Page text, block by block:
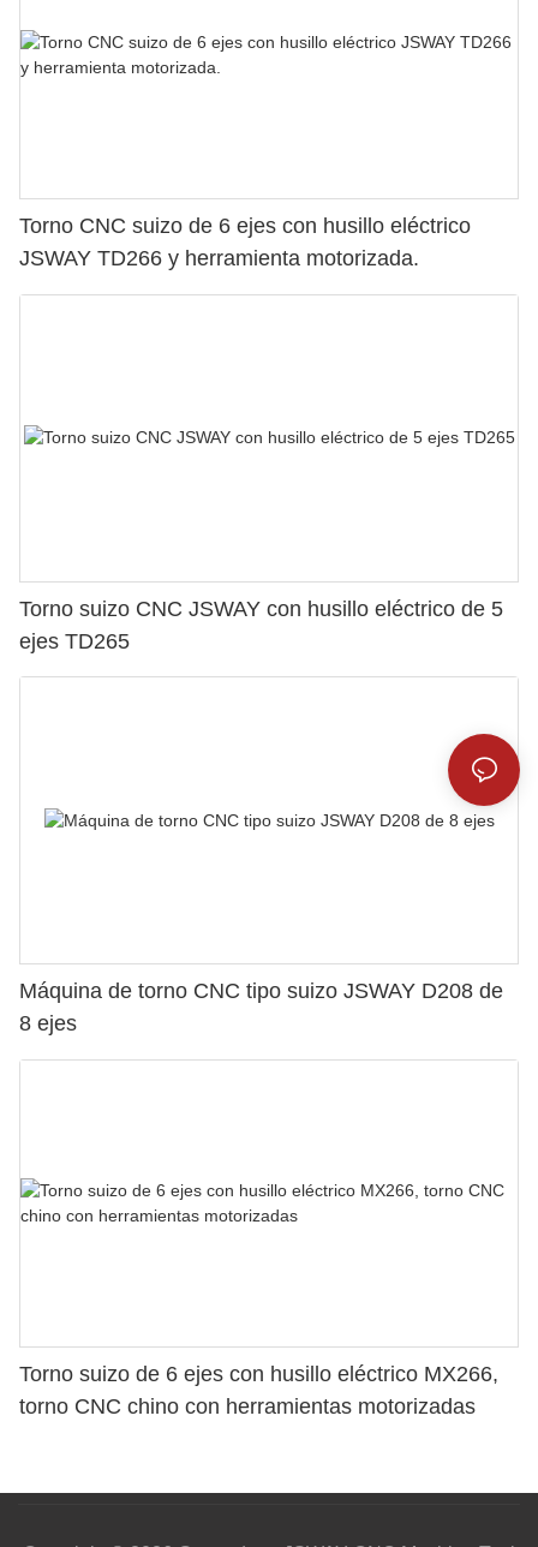
Torno CNC suizo de 6 ejes con husillo eléctrico
JSWAY TD266 y herramienta motorizada.
Torno suizo CNC JSWAY con husillo eléctrico de 5
ejes TD265
Máquina de torno CNC tipo suizo JSWAY D208 de
8 ejes
Torno suizo de 6 ejes con husillo eléctrico MX266,
torno CNC chino con herramientas motorizadas